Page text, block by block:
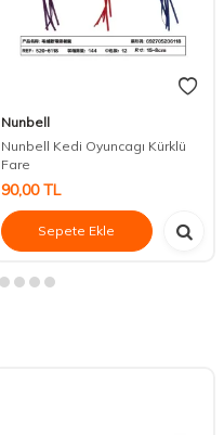
Nunbell
Nunbell Kedi Oyuncagı Kürklü
Fare
90,00TL
Sepete Ekle